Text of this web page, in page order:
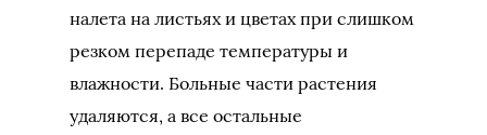
налета на листьях и цветах при слишком
резком перепаде температуры и
влажности. Больные части растения
удаляются, а все остальные